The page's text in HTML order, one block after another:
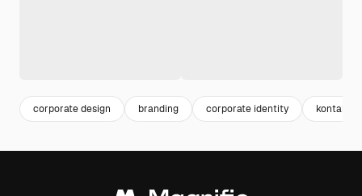
corporate design branding corporate identity kontakt